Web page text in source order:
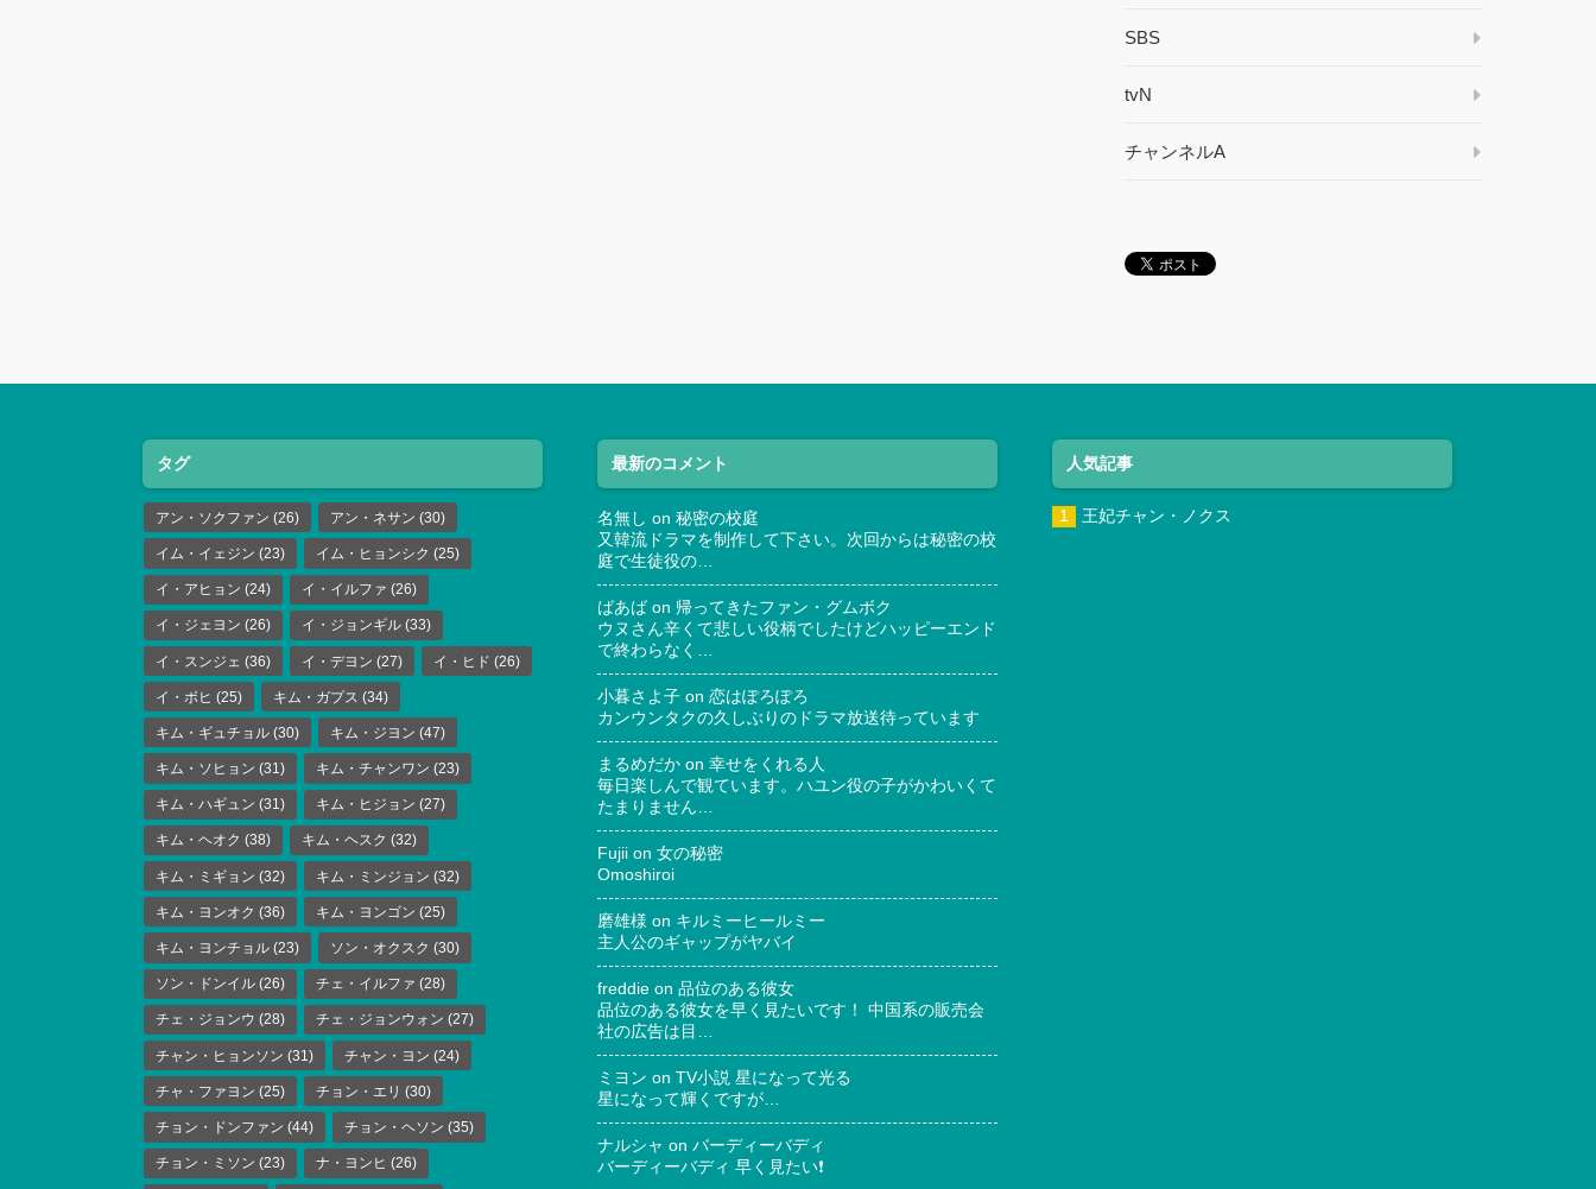
SBS
tvN
チャンネルA
タグ
アン・ソクファン (26) アン・ネサン (30)
イム・イェジン (23) イム・ヒョンシク (25)
イ・アヒョン (24) イ・イルファ (26)
イ・ジェヨン (26) イ・ジョンギル (33)
イ・スンジェ (36) イ・デヨン (27) イ・ヒド (26)
イ・ボヒ (25) キム・ガプス (34)
キム・ギュチョル (30) キム・ジヨン (47)
キム・ソヒョン (31) キム・チャンワン (23)
キム・ハギュン (31) キム・ヒジョン (27)
キム・ヘオク (38) キム・ヘスク (32)
キム・ミギョン (32) キム・ミンジョン (32)
キム・ヨンオク (36) キム・ヨンゴン (25)
キム・ヨンチョル (23) ソン・オクスク (30)
ソン・ドンイル (26) チェ・イルファ (28)
チェ・ジョンウ (28) チェ・ジョンウォン (27)
チャン・ヒョンソン (31) チャン・ヨン (24)
チャ・ファヨン (25) チョン・エリ (30)
チョン・ドンファン (44) チョン・ヘソン (35)
チョン・ミソン (23) ナ・ヨンヒ (26)
最新のコメント
名無し on 秘密の校庭
又韓流ドラマを制作して下さい。次回からは秘密の校
庭で生徒役の…
ばあば on 帰ってきたファン・グムボク
ウヌさん辛くて悲しい役柄でしたけどハッピーエンド
で終わらなく…
小暮さよ子 on 恋はぽろぽろ
カンウンタクの久しぶりのドラマ放送待っています
まるめだか on 幸せをくれる人
毎日楽しんで観ています。ハユン役の子がかわいくて
たまりません…
Fujii on 女の秘密
Omoshiroi
磨雄様 on キルミーヒールミー
主人公のギャップがヤバイ
freddie on 品位のある彼女
品位のある彼女を早く見たいです！ 中国系の販売会
社の広告は目…
ミヨン on TV小説 星になって光る
星になって輝くですが…
ナルシャ on バーディーバディ
バーディーバディ 早く見たい❗
人気記事
王妃チャン・ノクス